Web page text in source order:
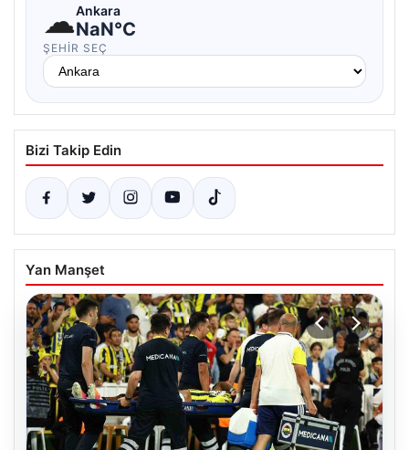
☁Ankara
NaN°C
ŞEHIR SEÇ
Bizi Takip Edin
Yan Manşet